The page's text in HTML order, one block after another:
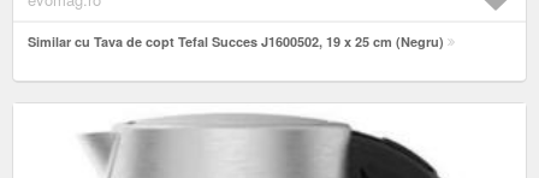
Similar cu Tava de copt Tefal Succes J1600502, 19 x 25 cm (Negru)